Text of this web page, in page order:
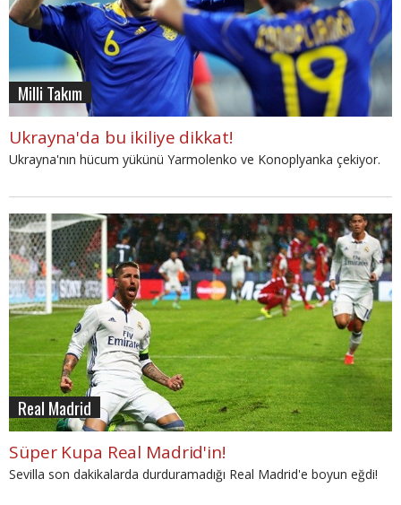
Milli Takım
Ukrayna'da bu ikiliye dikkat!
Ukrayna'nın hücum yükünü Yarmolenko ve Konoplyanka çekiyor.
Real Madrid
Süper Kupa Real Madrid'in!
Sevilla son dakikalarda durduramadığı Real Madrid'e boyun eğdi!